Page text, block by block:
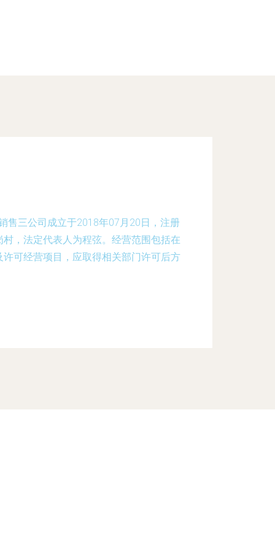
售三公司成立于2018年07月20日，注册
，法定代表人为程弦。经营范围包括在
可经营项目，应取得相关部门许可后方